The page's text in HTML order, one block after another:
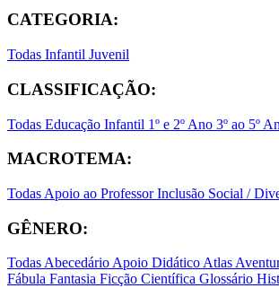
CATEGORIA:
Todas Infantil Juvenil
CLASSIFICAÇÃO:
Todas Educação Infantil 1º e 2º Ano 3º ao 5º
MACROTEMA:
Todas Apoio ao ProfessorInclusão Social /
GÊNERO:
TodasAbecedárioApoio DidáticoAtlas
Fábula Fantasia Ficção Científica Glossário